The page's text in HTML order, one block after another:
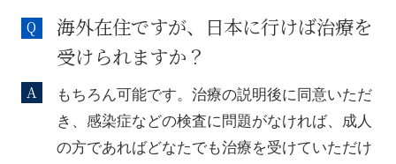
海外在住ですが、日本に行けば治療を
受けられますか？
もちろん可能です。治療の説明後に同意いただ
き、感染症などの検査に問題がなければ、成人
の方であればどなたでも治療を受けていただけ